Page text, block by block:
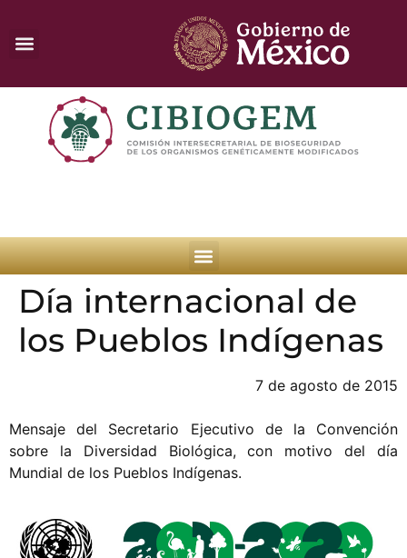
Día internacional de
los Pueblos Indígenas
7 de agosto de 2015
Mensaje del Secretario Ejecutivo de la Convención
sobre la Diversidad Biológica, con motivo del día
Mundial de los Pueblos Indígenas.